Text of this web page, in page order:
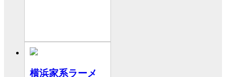
横浜家系ラーメ